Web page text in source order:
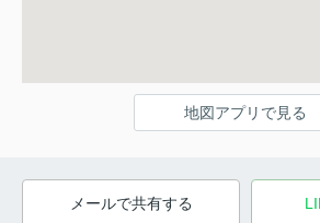
地図アプリで見る
メールで共有する